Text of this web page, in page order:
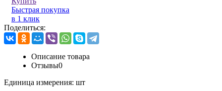
Быстрая покупка
в 1 клик
Поделиться:
Описание товара
Отзывы0
Единица измерения: шт